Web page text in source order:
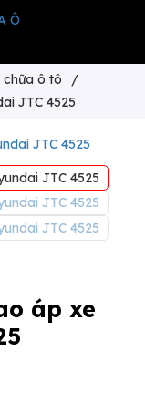
chữa ô tô
/
JTC 4525
áp xe